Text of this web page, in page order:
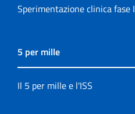
Sperimentazione clinica fase I
5 per mille
Il 5 per mille e l'ISS